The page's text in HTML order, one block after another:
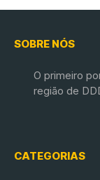
SOBRE NÓS
O primeiro
região de
CATEGORIAS